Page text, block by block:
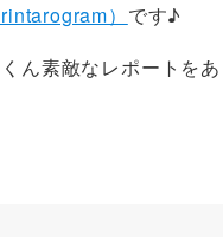
） です♪
ん素敵なレポートをあ